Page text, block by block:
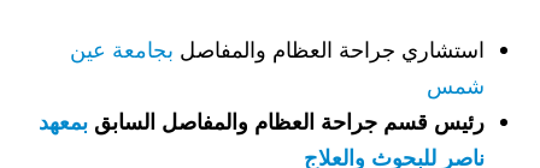
استشاري جراحة العظام والمفاصل بجامعة عين
شمس
رئيس قسم جراحة العظام والمفاصل السابقبمعهد
ناصر للبحوث والعلاج